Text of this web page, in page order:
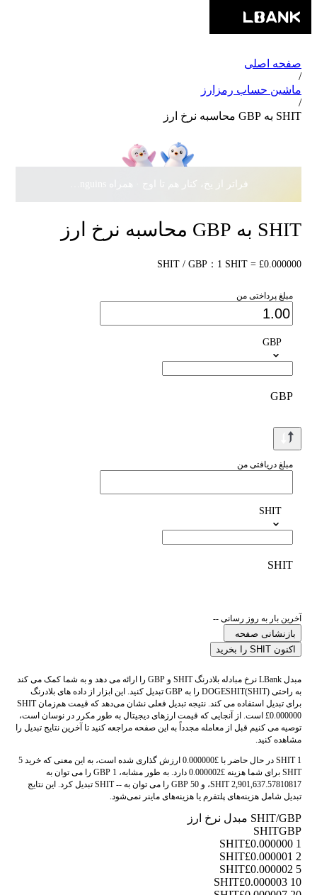
صفحه اصلی
/
ماشین حساب رمزارز
/
SHIT به GBP محاسبه نرخ ارز
SHIT به GBP محاسبه نرخ ارز
SHIT / GBP：1 SHIT = £0.000000
مبلغ پرداختی من
GBP
GBP
مبلغ دریافتی من
SHIT
SHIT
آخرین بار به روز رسانی --
بازنشانی صفحه
اکنون SHIT را بخرید
مبدل LBank نرخ مبادله بلادرنگ SHIT و GBP را ارائه می دهد و به شما کمک می کند
به راحتی DOGESHIT(SHIT) را به GBP تبدیل کنید. این ابزار از داده های بلادرنگ
برای تبدیل استفاده می کند. نتیجه تبدیل فعلی نشان می‌دهد که قیمت هم‌زمان SHIT
£0.000000 است. از آنجایی که قیمت ارزهای دیجیتال به طور مکرر در نوسان است،
توصیه می کنیم قبل از معامله مجدداً به این صفحه مراجعه کنید تا آخرین نتایج تبدیل را
مشاهده کنید.
1 SHIT در حال حاضر با £0.000000 ارزش گذاری شده است، به این معنی که خرید 5
SHIT برای شما هزینه £0.000002 دارد. به طور مشابه، 1 GBP را می توان به
2,901,637.57810817 SHIT، و 50 GBP را می توان به -- SHIT تبدیل کرد. این نتایج
تبدیل شامل هزینه‌های پلتفرم یا هزینه‌های ماینر نمی‌شود.
SHIT/GBP مبدل نرخ ارز
SHITGBP
1 SHIT
£0.000000
2 SHIT
£0.000001
5 SHIT
£0.000002
10 SHIT
£0.000003